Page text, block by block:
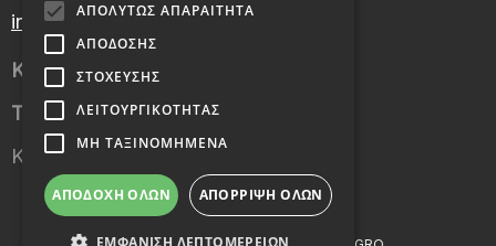
info@fotopoulosagro.gr
Κιν.:6972249215
Τηλ.:2331038270,2331038271
Καβάσιλα Ημαθίας 591 32, Βέροια
ΑΠΟΛΎΤΩΣ ΑΠΑΡΑΊΤΗΤΑ
ΑΠΌΔΟΣΗΣ
ΣΤΌΧΕΥΣΗΣ
ΛΕΙΤΟΥΡΓΙΚΌΤΗΤΑΣ
ΜΗ ΤΑΞΙΝΟΜΗΜΈΝΑ
ΑΠΟΔΟΧΉ ΌΛΩΝ ΑΠΌΡΡΙΨΗ ΌΛΩΝ
ΕΜΦΆΝΙΣΗ ΛΕΠΤΟΜΕΡΕΙΏΝ